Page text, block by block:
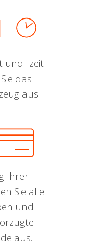
und -zeit
das
aus.
Ihrer
Sie alle
und
aus.